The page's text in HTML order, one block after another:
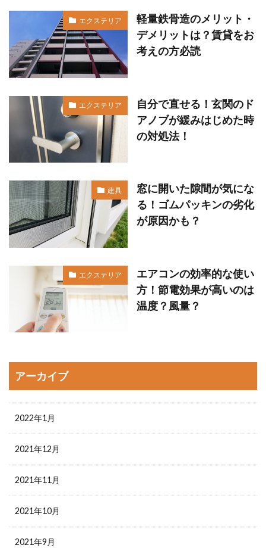
エクステリア
軽量鉄骨造のメリット・
デメリットは？賃貸をお
考えの方必読
エクステリア
自分で直せる！玄関のド
アノブが緩みはじめた時
の対処法！
建具
窓に開いた隙間が気にな
る！ゴムパッキンの劣化
が原因かも？
エクステリア
エアコンの効率的な使い
方！節電効果が高いのは
温度？風量？
アーカイブ
2022年1月
2021年12月
2021年11月
2021年10月
2021年9月